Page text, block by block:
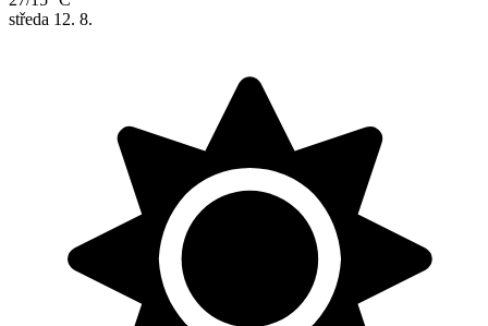
středa 12. 8.